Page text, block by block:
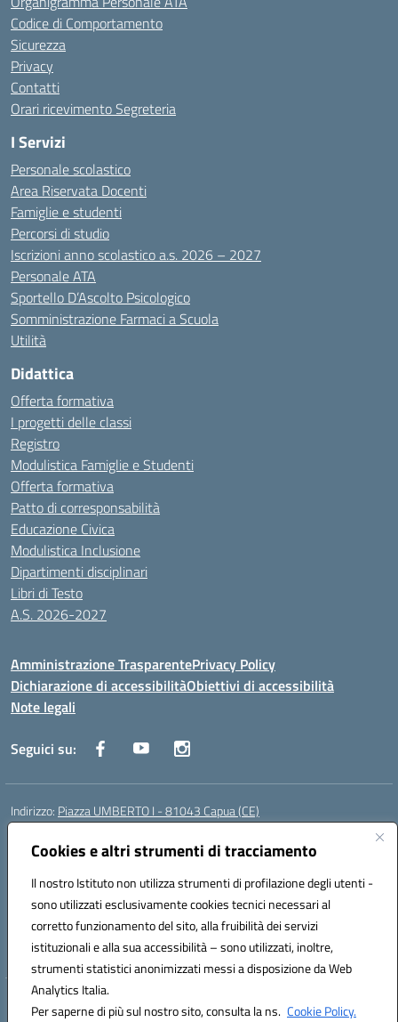
Cookies e altri strumenti di tracciamento
Il nostro Istituto non utilizza strumenti di profilazione degli utenti -
sono utilizzati esclusivamente cookies tecnici necessari al
corretto funzionamento del sito, alla fruibilità dei servizi
istituzionali e alla sua accessibilità – sono utilizzati, inoltre,
strumenti statistici anonimizzati messi a disposizione da Web
Analytics Italia.
Per saperne di più sul nostro sito, consulta la ns. Cookie Policy.
Codice di Comportamento
Sicurezza
Privacy
Contatti
Orari ricevimento Segreteria
I Servizi
Personale scolastico
Area Riservata Docenti
Famiglie e studenti
Percorsi di studio
Iscrizioni anno scolastico a.s. 2026 – 2027
Personale ATA
Sportello D’Ascolto Psicologico
Somministrazione Farmaci a Scuola
Utilità
Didattica
Offerta formativa
I progetti delle classi
Registro
Modulistica Famiglie e Studenti
Offerta formativa
Patto di corresponsabilità
Educazione Civica
Modulistica Inclusione
Dipartimenti disciplinari
Libri di Testo
A.S. 2026-2027
Amministrazione TrasparentePrivacy Policy
Dichiarazione di accessibilitàObiettivi di accessibilità
Note legali
Seguici su:
Indirizzo: Piazza UMBERTO I - 81043 Capua (CE)
Centralino:
Posta elettronica certificata (PEC):cepm03000d@pec.istruzione.it
Codice fiscale: 93034560610
Codice meccanografico:CEPM03000D
Codice Indice delle Pubbliche Amministrazioni (IPA): istsc_cepm03000d
Codice unico di fatturazione (CUF): UF7IYN
Hosting & Powered by 3D Solution S.r.l.